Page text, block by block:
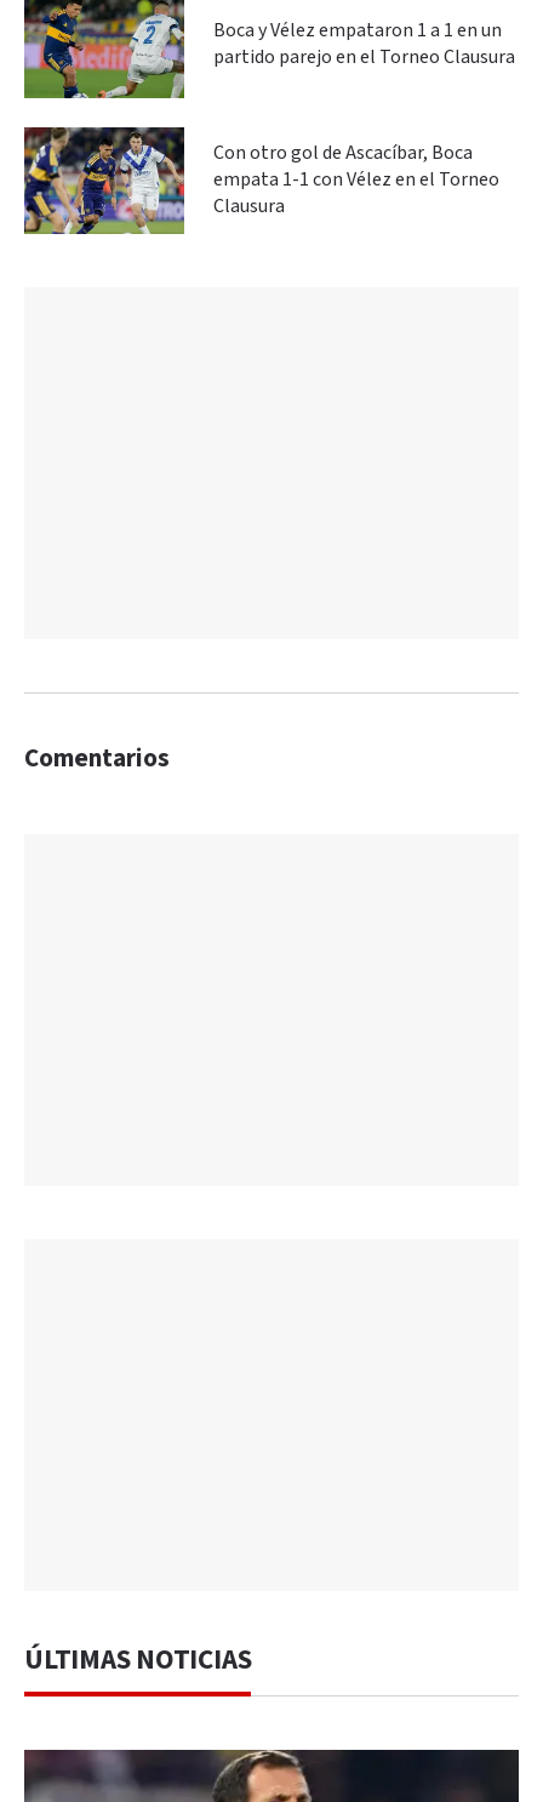
Boca y Vélez empataron 1 a 1 en un
partido parejo en el Torneo Clausura
Con otro gol de Ascacíbar, Boca
empata 1-1 con Vélez en el Torneo
Clausura
Comentarios
ÚLTIMAS NOTICIAS